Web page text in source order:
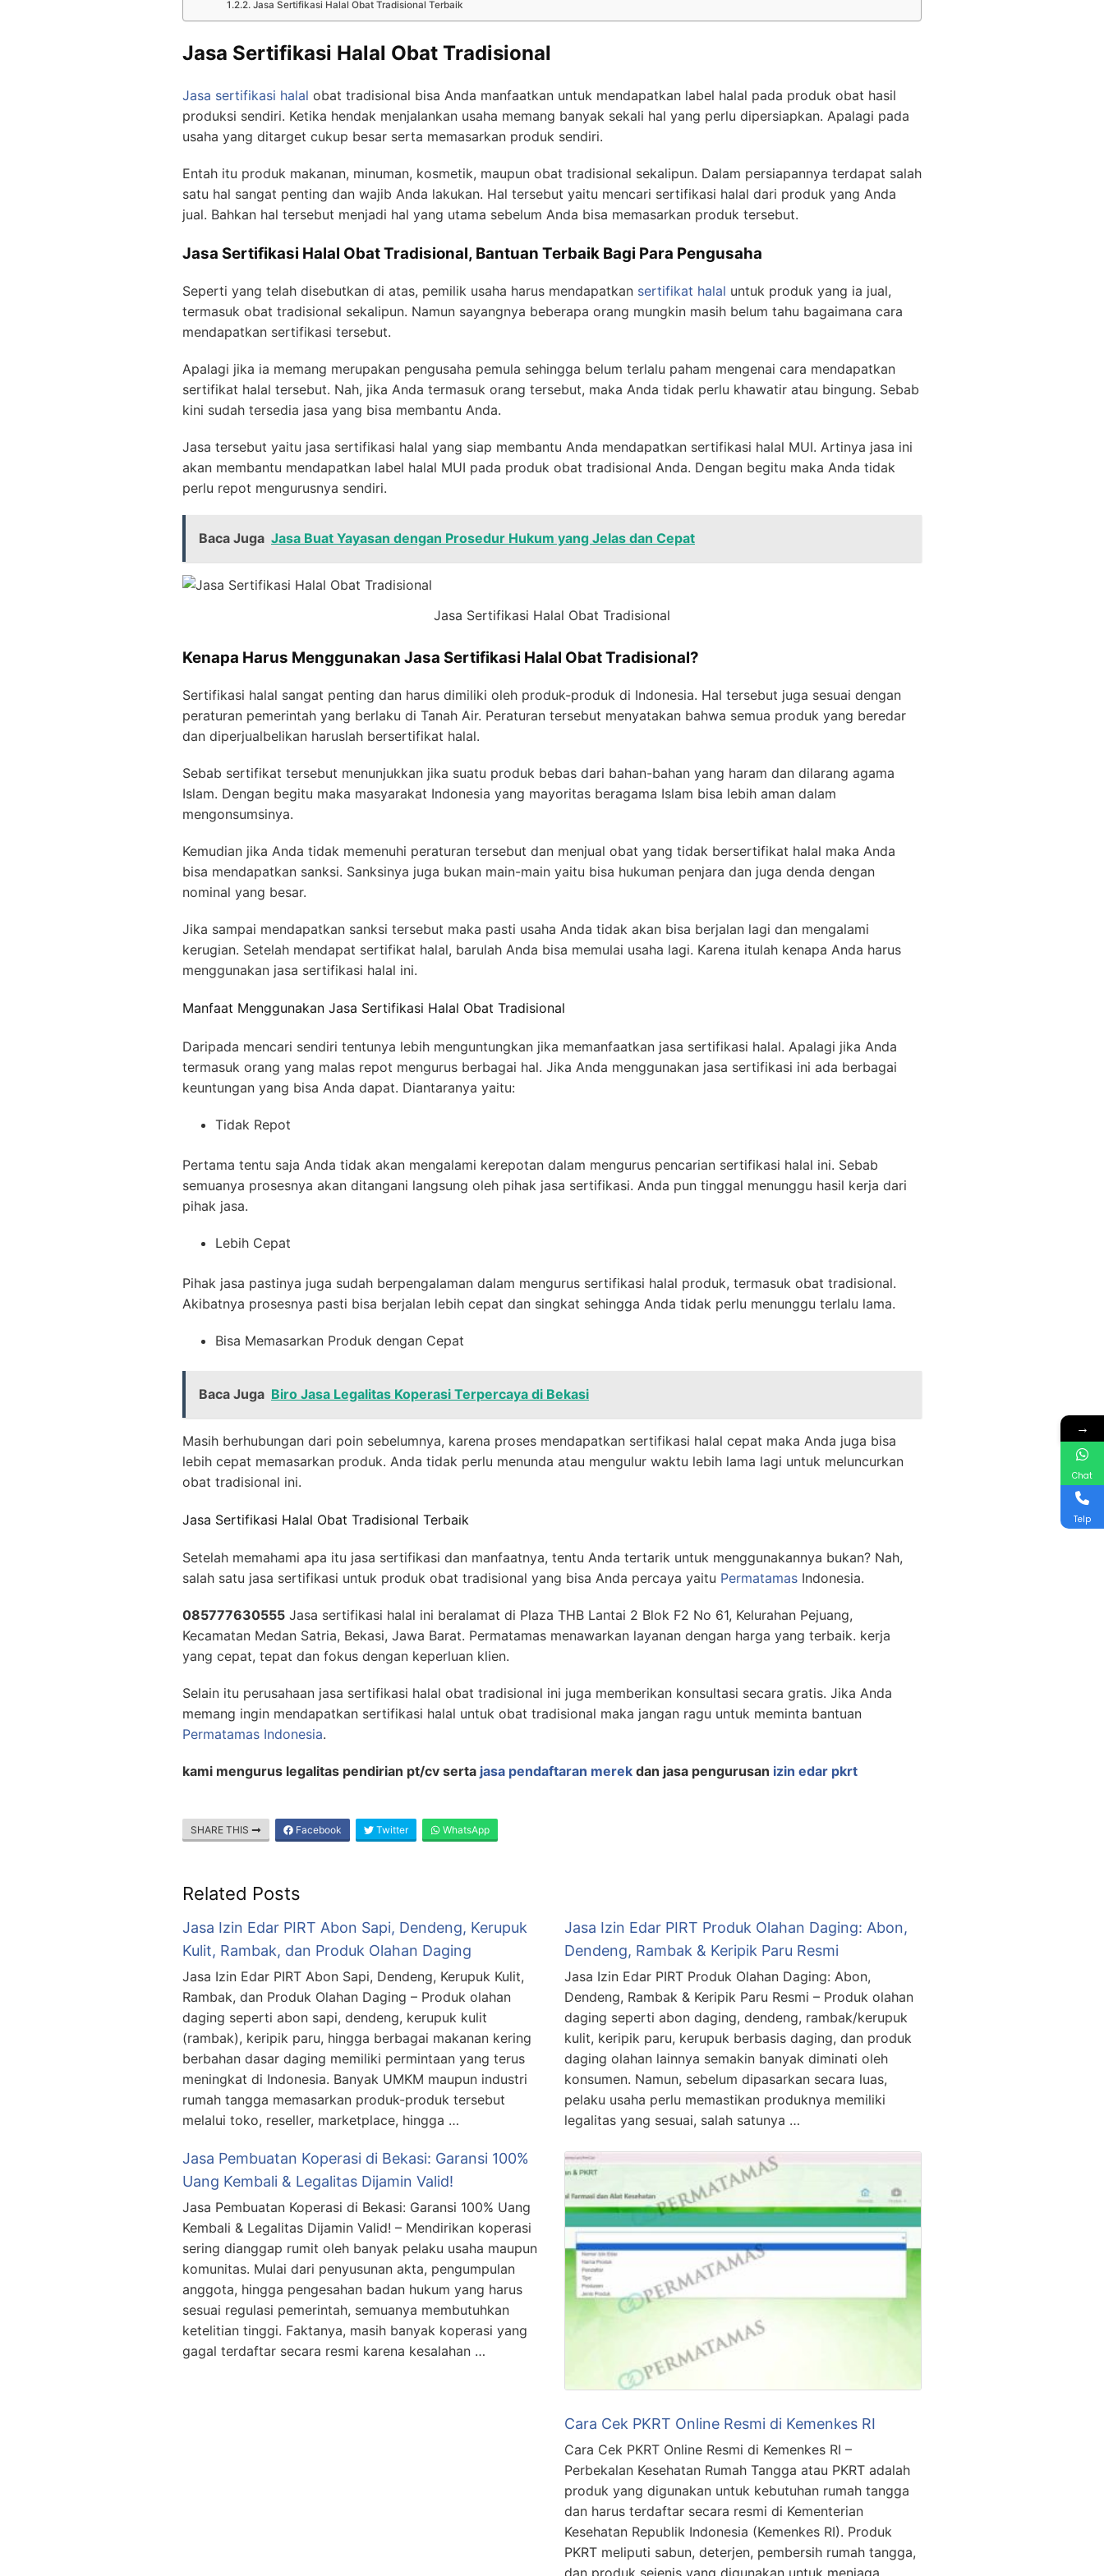
Jasa Sertifikasi Halal Obat Tradisional Terbaik
Jasa Sertifikasi Halal Obat Tradisional
Jasa sertifikasi halal obat tradisional bisa Anda manfaatkan untuk mendapatkan label halal pada produk obat hasil
produksi sendiri. Ketika hendak menjalankan usaha memang banyak sekali hal yang perlu dipersiapkan. Apalagi pada
usaha yang ditarget cukup besar serta memasarkan produk sendiri.
Entah itu produk makanan, minuman, kosmetik, maupun obat tradisional sekalipun. Dalam persiapannya terdapat salah
satu hal sangat penting dan wajib Anda lakukan. Hal tersebut yaitu mencari sertifikasi halal dari produk yang Anda
jual. Bahkan hal tersebut menjadi hal yang utama sebelum Anda bisa memasarkan produk tersebut.
Jasa Sertifikasi Halal Obat Tradisional, Bantuan Terbaik Bagi Para Pengusaha
Seperti yang telah disebutkan di atas, pemilik usaha harus mendapatkan sertifikat halal untuk produk yang ia jual,
termasuk obat tradisional sekalipun. Namun sayangnya beberapa orang mungkin masih belum tahu bagaimana cara
mendapatkan sertifikasi tersebut.
Apalagi jika ia memang merupakan pengusaha pemula sehingga belum terlalu paham mengenai cara mendapatkan
sertifikat halal tersebut. Nah, jika Anda termasuk orang tersebut, maka Anda tidak perlu khawatir atau bingung. Sebab
kini sudah tersedia jasa yang bisa membantu Anda.
Jasa tersebut yaitu jasa sertifikasi halal yang siap membantu Anda mendapatkan sertifikasi halal MUI. Artinya jasa ini
akan membantu mendapatkan label halal MUI pada produk obat tradisional Anda. Dengan begitu maka Anda tidak
perlu repot mengurusnya sendiri.
Baca Juga Jasa Buat Yayasan dengan Prosedur Hukum yang Jelas dan Cepat
Jasa Sertifikasi Halal Obat Tradisional
Kenapa Harus Menggunakan Jasa Sertifikasi Halal Obat Tradisional?
Sertifikasi halal sangat penting dan harus dimiliki oleh produk-produk di Indonesia. Hal tersebut juga sesuai dengan
peraturan pemerintah yang berlaku di Tanah Air. Peraturan tersebut menyatakan bahwa semua produk yang beredar
dan diperjualbelikan haruslah bersertifikat halal.
Sebab sertifikat tersebut menunjukkan jika suatu produk bebas dari bahan-bahan yang haram dan dilarang agama
Islam. Dengan begitu maka masyarakat Indonesia yang mayoritas beragama Islam bisa lebih aman dalam
mengonsumsinya.
Kemudian jika Anda tidak memenuhi peraturan tersebut dan menjual obat yang tidak bersertifikat halal maka Anda
bisa mendapatkan sanksi. Sanksinya juga bukan main-main yaitu bisa hukuman penjara dan juga denda dengan
nominal yang besar.
Jika sampai mendapatkan sanksi tersebut maka pasti usaha Anda tidak akan bisa berjalan lagi dan mengalami
kerugian. Setelah mendapat sertifikat halal, barulah Anda bisa memulai usaha lagi. Karena itulah kenapa Anda harus
menggunakan jasa sertifikasi halal ini.
Manfaat Menggunakan Jasa Sertifikasi Halal Obat Tradisional
Daripada mencari sendiri tentunya lebih menguntungkan jika memanfaatkan jasa sertifikasi halal. Apalagi jika Anda
termasuk orang yang malas repot mengurus berbagai hal. Jika Anda menggunakan jasa sertifikasi ini ada berbagai
keuntungan yang bisa Anda dapat. Diantaranya yaitu:
Tidak Repot
Pertama tentu saja Anda tidak akan mengalami kerepotan dalam mengurus pencarian sertifikasi halal ini. Sebab
semuanya prosesnya akan ditangani langsung oleh pihak jasa sertifikasi. Anda pun tinggal menunggu hasil kerja dari
pihak jasa.
Lebih Cepat
Pihak jasa pastinya juga sudah berpengalaman dalam mengurus sertifikasi halal produk, termasuk obat tradisional.
Akibatnya prosesnya pasti bisa berjalan lebih cepat dan singkat sehingga Anda tidak perlu menunggu terlalu lama.
Bisa Memasarkan Produk dengan Cepat
Baca Juga Biro Jasa Legalitas Koperasi Terpercaya di Bekasi
Masih berhubungan dari poin sebelumnya, karena proses mendapatkan sertifikasi halal cepat maka Anda juga bisa
lebih cepat memasarkan produk. Anda tidak perlu menunda atau mengulur waktu lebih lama lagi untuk meluncurkan
obat tradisional ini.
Jasa Sertifikasi Halal Obat Tradisional Terbaik
Setelah memahami apa itu jasa sertifikasi dan manfaatnya, tentu Anda tertarik untuk menggunakannya bukan? Nah,
salah satu jasa sertifikasi untuk produk obat tradisional yang bisa Anda percaya yaitu Permatamas Indonesia.
085777630555 Jasa sertifikasi halal ini beralamat di Plaza THB Lantai 2 Blok F2 No 61, Kelurahan Pejuang,
Kecamatan Medan Satria, Bekasi, Jawa Barat. Permatamas menawarkan layanan dengan harga yang terbaik. kerja
yang cepat, tepat dan fokus dengan keperluan klien.
Selain itu perusahaan jasa sertifikasi halal obat tradisional ini juga memberikan konsultasi secara gratis. Jika Anda
memang ingin mendapatkan sertifikasi halal untuk obat tradisional maka jangan ragu untuk meminta bantuan
Permatamas Indonesia.
kami mengurus legalitas pendirian pt/cv serta jasa pendaftaran merek dan jasa pengurusan izin edar pkrt
SHARE THIS Facebook Twitter WhatsApp
Related Posts
Jasa Izin Edar PIRT Abon Sapi, Dendeng, Kerupuk
Kulit, Rambak, dan Produk Olahan Daging
Jasa Izin Edar PIRT Abon Sapi, Dendeng, Kerupuk Kulit,
Rambak, dan Produk Olahan Daging – Produk olahan
daging seperti abon sapi, dendeng, kerupuk kulit
(rambak), keripik paru, hingga berbagai makanan kering
berbahan dasar daging memiliki permintaan yang terus
meningkat di Indonesia. Banyak UMKM maupun industri
rumah tangga memasarkan produk-produk tersebut
melalui toko, reseller, marketplace, hingga …
Jasa Izin Edar PIRT Produk Olahan Daging: Abon,
Dendeng, Rambak & Keripik Paru Resmi
Jasa Izin Edar PIRT Produk Olahan Daging: Abon,
Dendeng, Rambak & Keripik Paru Resmi – Produk olahan
daging seperti abon daging, dendeng, rambak/kerupuk
kulit, keripik paru, kerupuk berbasis daging, dan produk
daging olahan lainnya semakin banyak diminati oleh
konsumen. Namun, sebelum dipasarkan secara luas,
pelaku usaha perlu memastikan produknya memiliki
legalitas yang sesuai, salah satunya …
Jasa Pembuatan Koperasi di Bekasi: Garansi 100%
Uang Kembali & Legalitas Dijamin Valid!
Jasa Pembuatan Koperasi di Bekasi: Garansi 100% Uang
Kembali & Legalitas Dijamin Valid! – Mendirikan koperasi
sering dianggap rumit oleh banyak pelaku usaha maupun
komunitas. Mulai dari penyusunan akta, pengumpulan
anggota, hingga pengesahan badan hukum yang harus
sesuai regulasi pemerintah, semuanya membutuhkan
ketelitian tinggi. Faktanya, masih banyak koperasi yang
gagal terdaftar secara resmi karena kesalahan …
Cara Cek PKRT Online Resmi di Kemenkes RI
Cara Cek PKRT Online Resmi di Kemenkes RI –
Perbekalan Kesehatan Rumah Tangga atau PKRT adalah
produk yang digunakan untuk kebutuhan rumah tangga
dan harus terdaftar secara resmi di Kementerian
Kesehatan Republik Indonesia (Kemenkes RI). Produk
PKRT meliputi sabun, deterjen, pembersih rumah tangga,
dan produk sejenis yang digunakan untuk menjaga
→
Chat
Telp